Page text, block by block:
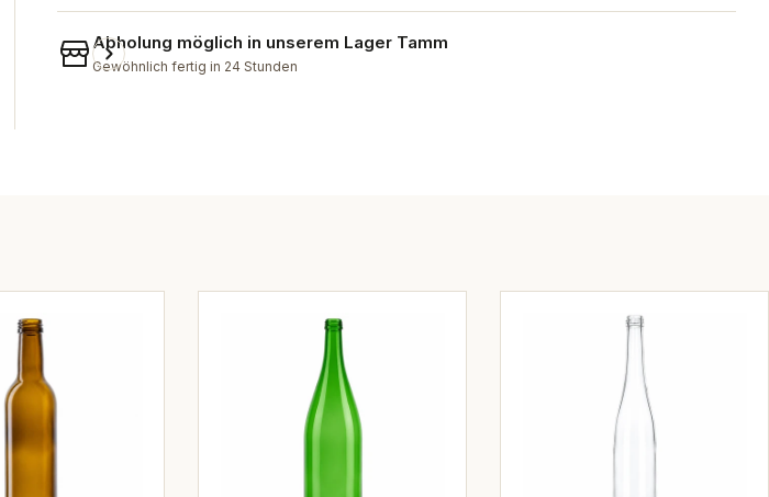
Abholung möglich in unserem Lager Tamm
Gewöhnlich fertig in 24 Stunden